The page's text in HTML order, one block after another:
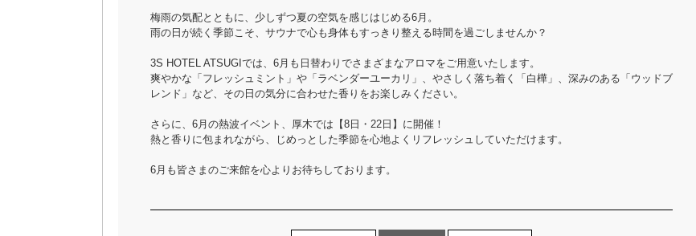
梅雨の気配とともに、少しずつ夏の空気を感じはじめる6月。
雨の日が続く季節こそ、サウナで心も身体もすっきり整える時間を過ごしませんか？⁠
3S HOTEL ATSUGIでは、6月も日替わりでさまざまなアロマをご用意いたします。
爽やかな「フレッシュミント」や「ラベンダーユーカリ」、やさしく落ち着く「白樺」、深みのある「ウッドブ
レンド」など、その日の気分に合わせた香りをお楽しみください。
さらに、6月の熱波イベント、厚木では【8日・22日】に開催！
熱と香りに包まれながら、じめっとした季節を心地よくリフレッシュしていただけます。
6月も皆さまのご来館を心よりお待ちしております。